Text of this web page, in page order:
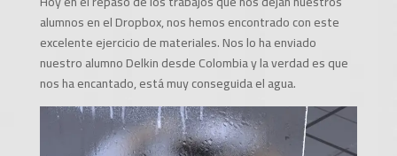
alumnos en el Dropbox, nos hemos encontrado con este
excelente ejercicio de materiales. Nos lo ha enviado
nuestro alumno Delkin desde Colombia y la verdad es que
nos ha encantado, está muy conseguida el agua.